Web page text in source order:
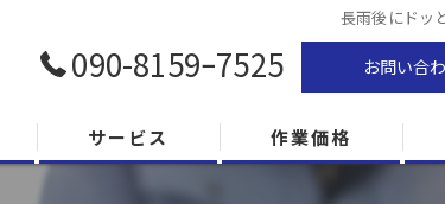
長雨後にドッ
090-8159ｰ7525 お問い合
サービス 作業価格